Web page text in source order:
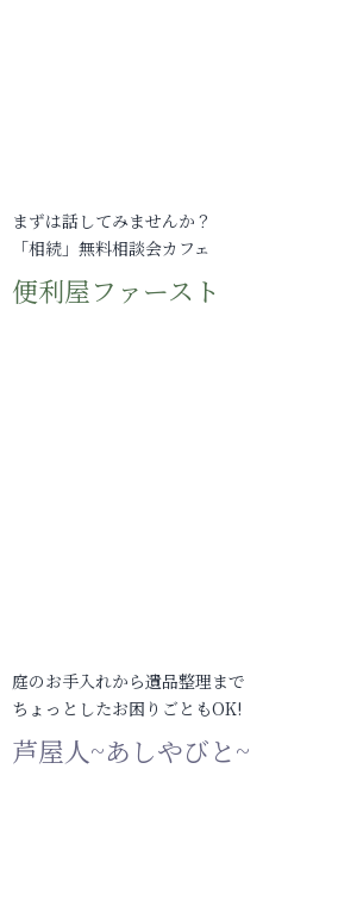
まずは話してみませんか？
「相続」無料相談会カフェ
便利屋ファースト
庭のお手入れから遺品整理まで
ちょっとしたお困りごともOK!
芦屋人~あしやびと~